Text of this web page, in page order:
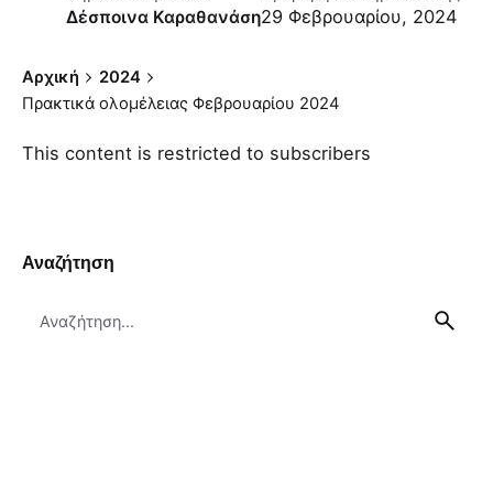
Δέσποινα Καραθανάση29 Φεβρουαρίου, 2024
Αρχική
2024
Πρακτικά ολομέλειας Φεβρουαρίου 2024
This content is restricted to subscribers
Αναζήτηση
for